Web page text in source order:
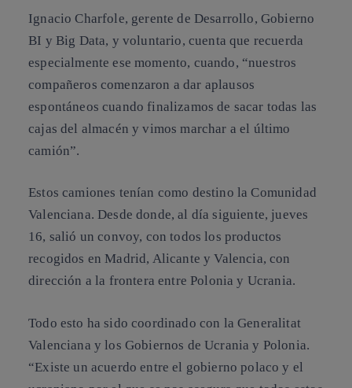
Ignacio Charfole, gerente de Desarrollo, Gobierno
BI y Big Data, y voluntario, cuenta que recuerda
especialmente ese momento, cuando, “nuestros
compañeros comenzaron a dar aplausos
espontáneos cuando finalizamos de sacar todas las
cajas del almacén y vimos marchar a el último
camión”.
Estos camiones tenían como destino la Comunidad
Valenciana. Desde donde, al día siguiente, jueves
16, salió un convoy, con todos los productos
recogidos en Madrid, Alicante y Valencia,con
dirección a la frontera entre Polonia y Ucrania.
Todo esto ha sido coordinado con la Generalitat
Valenciana y los Gobiernos de Ucrania y Polonia.
“Existe un acuerdo entre el gobierno polaco y el